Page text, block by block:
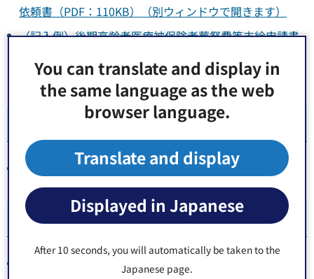
You can translate and display in
the same language as the web
browser language.
Translate and display
Displayed in Japanese
After 10 seconds, you will automatically be taken to the
Japanese page.
依頼書（PDF：110KB）（別ウィンドウで開きます）
（記入例）後期高齢者医療被保険者葬祭費等支給申請書
きます）
出張所
関連リンク
東京都後期高齢者医療広域連合オフィシャルサイト東京